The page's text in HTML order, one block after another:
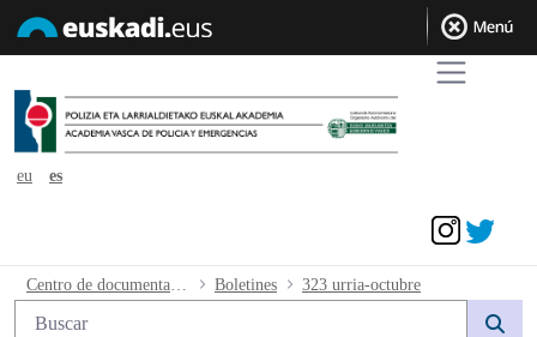
eu
es
323 urria-octubre - avpe
Boletines 323 urria-octubre
Búsqueda web